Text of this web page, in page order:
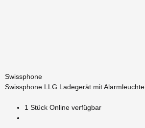
Swissphone
Swissphone LLG Ladegerät mit Alarmleuchte
1 Stück Online verfügbar